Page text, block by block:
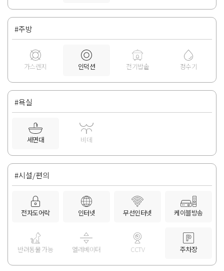
#주방
가스렌지 인덕션 전기밥솥 정수기
#욕실
세면대 비데
#시설/편의
전자도어락 인터넷 무선인터넷 케이블방송
반려동물 가능 엘레베이터 CCTV 주차장